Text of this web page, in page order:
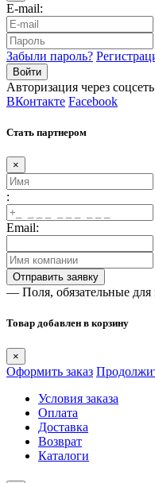
E-mail:
Забыли пароль?
Авторизация через соцсеть
ВКонтакте Facebook
Стать партнером
×
:
Email:
— Поля, обязательные для
Товар добавлен в корзину
×
Оформить заказ
Условия заказа
Оплата
Доставка
Возврат
Каталоги